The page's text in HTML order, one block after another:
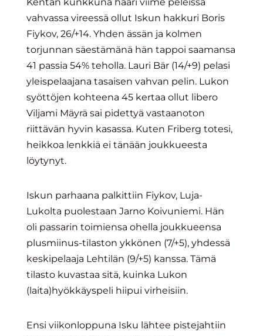
vahvassa vireessä ollut Iskun hakkuri Boris
Fiykov, 26/+14. Yhden ässän ja kolmen
torjunnan säestämänä hän tappoi saamansa
41 passia 54% teholla. Lauri Bär (14/+9) pelasi
yleispelaajana tasaisen vahvan pelin. Lukon
syöttöjen kohteena 45 kertaa ollut libero
Viljami Mäyrä sai pidettyä vastaanoton
riittävän hyvin kasassa. Kuten Friberg totesi,
heikkoa lenkkiä ei tänään joukkueesta
löytynyt.
Iskun parhaana palkittiin Fiykov, Luja-
Lukolta puolestaan Jarno Koivuniemi. Hän
oli passarin toimiensa ohella joukkueensa
plusmiinus-tilaston ykkönen (7/+5), yhdessä
keskipelaaja Lehtilän (9/+5) kanssa. Tämä
tilasto kuvastaa sitä, kuinka Lukon
(laita)hyökkäyspeli hiipui virheisiin.
Ensi viikonloppuna Isku lähtee pistejahtiin